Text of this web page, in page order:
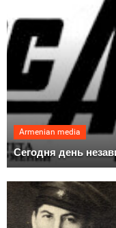
Armenian media
Сегодня день